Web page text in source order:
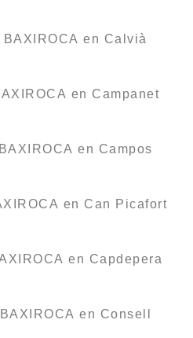
en Calvià
en Campanet
en Campos
en Can Picafort
en Capdepera
en Consell